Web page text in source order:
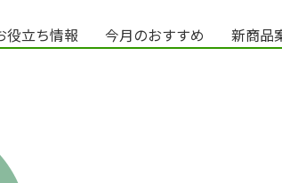
役立ち情報 今月のおすすめ 新商品